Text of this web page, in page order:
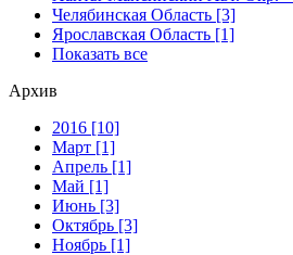
Челябинская Область [3]
Ярославская Область [1]
Показать все
Архив
2016 [10]
Март [1]
Апрель [1]
Май [1]
Июнь [3]
Октябрь [3]
Ноябрь [1]